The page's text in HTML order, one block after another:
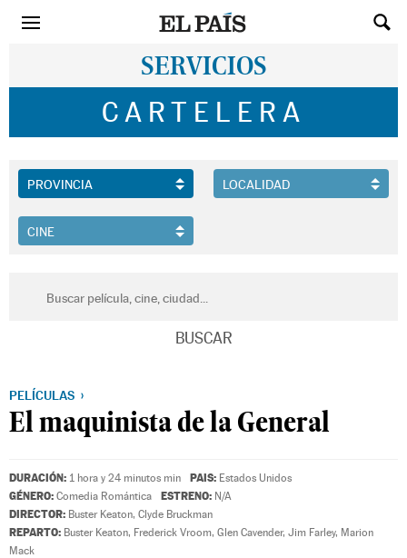
SERVICIOS
CARTELERA
PELÍCULAS
El maquinista de la General
DURACIÓN: 1 hora y 24 minutos min PAIS: Estados Unidos
GÉNERO: Comedia Romántica ESTRENO: N/A
DIRECTOR: Buster Keaton, Clyde Bruckman
REPARTO: Buster Keaton, Frederick Vroom, Glen Cavender, Jim Farley, Marion
Mack